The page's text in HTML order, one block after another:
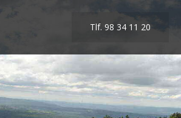
Tlf. 98 34 11 20